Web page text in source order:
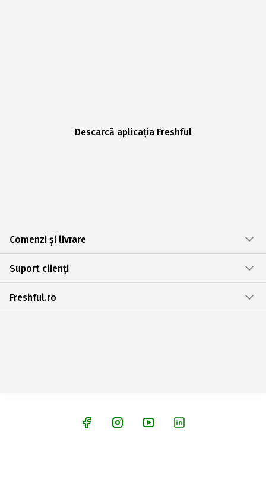
Descarcă aplicația Freshful
Comenzi și livrare
Suport clienți
Freshful.ro